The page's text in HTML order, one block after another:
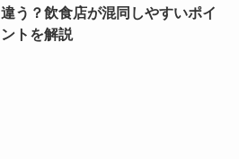
違う？飲食店が混同しやすいポイ
ントを解説